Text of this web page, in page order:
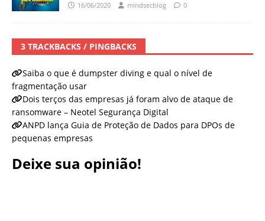
16/06/2020 mindsecblog 0
3 TRACKBACKS / PINGBACKS
Saiba o que é dumpster diving e qual o nível de
fragmentação usar
Dois terços das empresas já foram alvo de ataque de
ransomware – Neotel Segurança Digital
ANPD lança Guia de Proteção de Dados para DPOs de
pequenas empresas
Deixe sua opinião!